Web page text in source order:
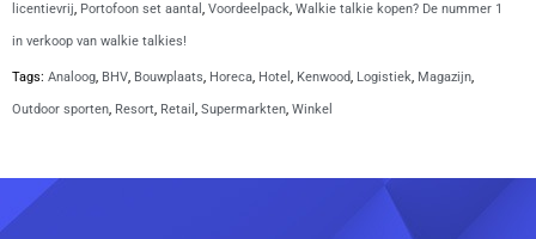
licentievrij, Portofoon set aantal , Voordeelpack, Walkie talkie kopen? De nummer 1
in verkoop van walkie talkies!
Tags: Analoog, BHV, Bouwplaats, Horeca, Hotel , Kenwood, Logistiek, Magazijn,
Outdoor sporten, Resort, Retail , Supermarkten, Winkel